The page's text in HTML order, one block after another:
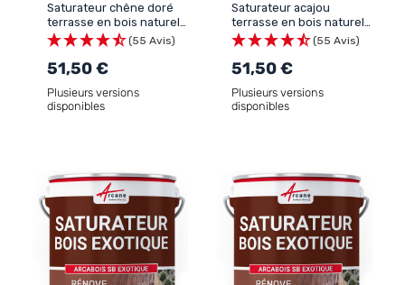
Saturateur chêne doré
terrasse en bois naturel :
ARCABOIS SB
(55 Avis)
51,50 €
Plusieurs versions
disponibles
Saturateur acajou
terrasse en bois naturel :
ARCABOIS SB
(55 Avis)
51,50 €
Plusieurs versions
disponibles